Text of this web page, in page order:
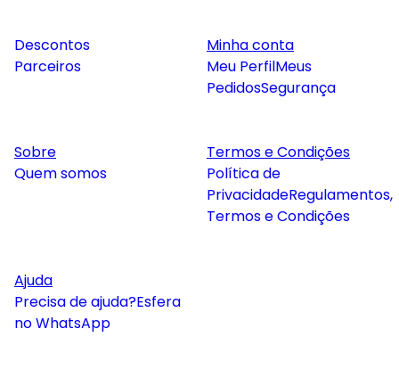
Descontos
Parceiros
Minha conta
Meu PerfilMeus
PedidosSegurança
Sobre
Quem somos
Termos e Condições
Política de
PrivacidadeRegulamentos,
Termos e Condições
Ajuda
Precisa de ajuda?Esfera
no WhatsApp